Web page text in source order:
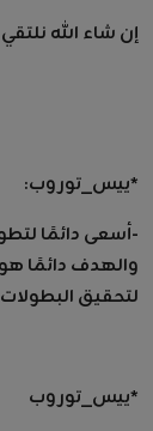
إن شاء الله
*ييس_توروب:
-أسعى دائمًا
والهدف دائمًا
لتحقيق
*ييس_توروب